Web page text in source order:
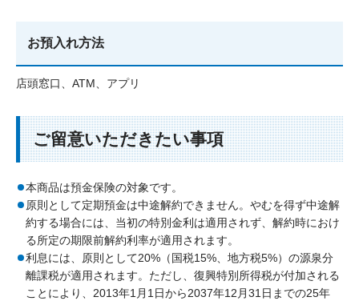
お預入れ方法
店頭窓口、ATM、アプリ
ご留意いただきたい事項
本商品は預金保険の対象です。
原則として定期預金は中途解約できません。やむを得ず中途解
約する場合には、当初の特別金利は適用されず、解約時におけ
る所定の期限前解約利率が適用されます。
利息には、原則として20%（国税15%、地方税5%）の源泉分
離課税が適用されます。ただし、復興特別所得税が付加される
ことにより、2013年1月1日から2037年12月31日までの25年